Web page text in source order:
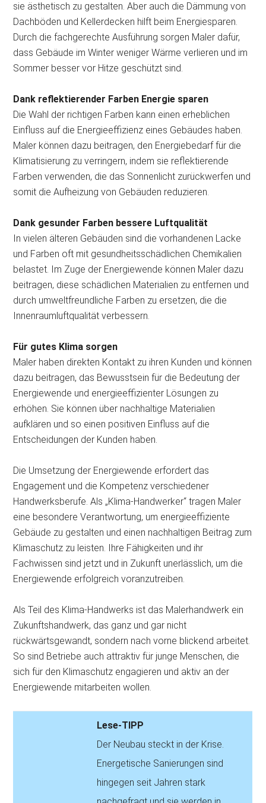
sie ästhetisch zu gestalten. Aber auch die Dämmung von
Dachböden und Kellerdecken hilft beim Energiesparen.
Durch die fachgerechte Ausführung sorgen Maler dafür,
dass Gebäude im Winter weniger Wärme verlieren und im
Sommer besser vor Hitze geschützt sind.
Dank reflektierender Farben Energie sparen
Die Wahl der richtigen Farben kann einen erheblichen
Einfluss auf die Energieeffizienz eines Gebäudes haben.
Maler können dazu beitragen, den Energiebedarf für die
Klimatisierung zu verringern, indem sie reflektierende
Farben verwenden, die das Sonnenlicht zurückwerfen und
somit die Aufheizung von Gebäuden reduzieren.
Dank gesunder Farben bessere Luftqualität
In vielen älteren Gebäuden sind die vorhandenen Lacke
und Farben oft mit gesundheitsschädlichen Chemikalien
belastet. Im Zuge der Energiewende können Maler dazu
beitragen, diese schädlichen Materialien zu entfernen und
durch umweltfreundliche Farben zu ersetzen, die die
Innenraumluftqualität verbessern.
Für gutes Klima sorgen
Maler haben direkten Kontakt zu ihren Kunden und können
dazu beitragen, das Bewusstsein für die Bedeutung der
Energiewende und energieeffizienter Lösungen zu
erhöhen. Sie können über nachhaltige Materialien
aufklären und so einen positiven Einfluss auf die
Entscheidungen der Kunden haben.
Die Umsetzung der Energiewende erfordert das
Engagement und die Kompetenz verschiedener
Handwerksberufe. Als „Klima-Handwerker“ tragen Maler
eine besondere Verantwortung, um energieeffiziente
Gebäude zu gestalten und einen nachhaltigen Beitrag zum
Klimaschutz zu leisten. Ihre Fähigkeiten und ihr
Fachwissen sind jetzt und in Zukunft unerlässlich, um die
Energiewende erfolgreich voranzutreiben.
Als Teil des Klima-Handwerks ist das Malerhandwerk ein
Zukunftshandwerk, das ganz und gar nicht
rückwärtsgewandt, sondern nach vorne blickend arbeitet.
So sind Betriebe auch attraktiv für junge Menschen, die
sich für den Klimaschutz engagieren und aktiv an der
Energiewende mitarbeiten wollen.
Lese-TIPP
Der Neubau steckt in der Krise.
Energetische Sanierungen sind
hingegen seit Jahren stark